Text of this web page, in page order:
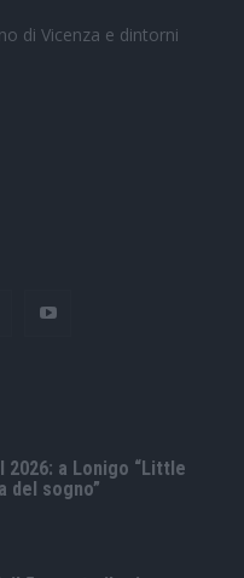
di Vicenza e dintorni
2026: a Lonigo “Little
del sogno”